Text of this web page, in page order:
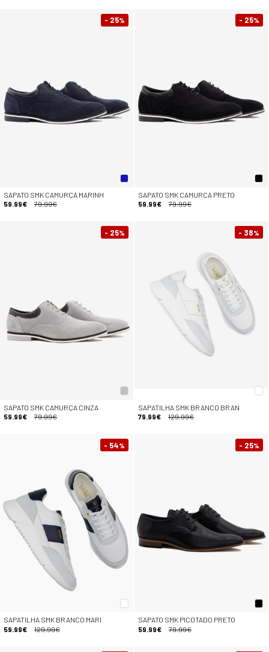
- 25%
SAPATO SMK CAMURÇA MARINH
59.99€
79.99€
- 25%
SAPATO SMK CAMURÇA PRETO
59.99€
79.99€
- 25%
SAPATO SMK CAMURÇA CINZA
59.99€
79.99€
- 38%
SAPATILHA SMK BRANCO BRAN
79.99€
129.99€
- 54%
SAPATILHA SMK BRANCO MARI
59.99€
129.99€
- 25%
SAPATO SMK PICOTADO PRETO
59.99€
79.99€